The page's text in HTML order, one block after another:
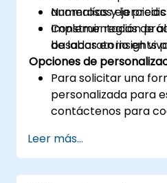
anomalías y la
Construir reglas de
basadas en insights
Numerosos
Implementación
de laboratorio en
Opciones de
Para solicitar una
personalizada para
contáctenos para
Leer más...